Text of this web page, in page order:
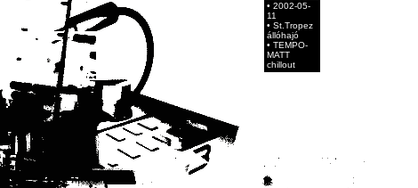
• 2002-05-
11
• St.Tropez
állóhajó
• TEMPO-
MATT
chillout